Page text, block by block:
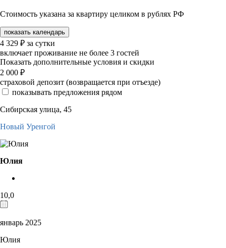
Стоимость указана за квартиру целиком в рублях РФ
показать календарь
4 329 ₽ за сутки
включает проживание не более 3 гостей
Показать дополнительные условия и скидки
2 000 ₽
страховой депозит (возвращается при отъезде)
показывать предложения рядом
Сибирская улица, 45
Новый Уренгой
Юлия
10,0
январь 2025
Юлия